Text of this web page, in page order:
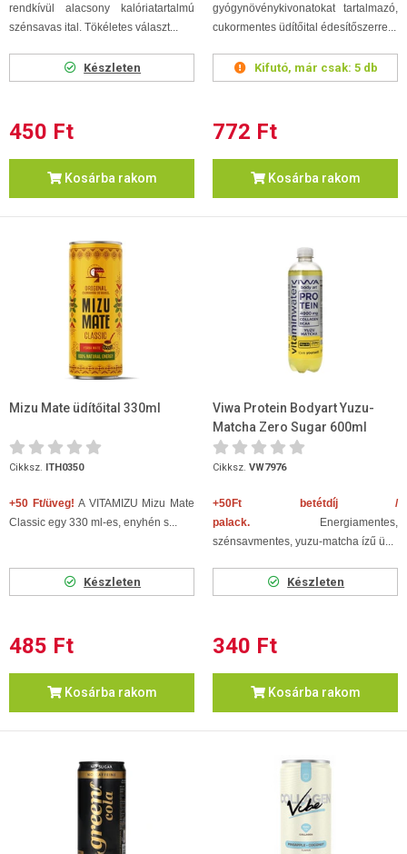
rendkívül alacsony kalóriatartalmú
szénsavas ital. Tökéletes választ...
Készleten
450 Ft
Kosárba rakom
gyógynövénykivonatokat tartalmazó,
cukormentes üdítőital édesítőszerre...
Kifutó, már csak: 5 db
772 Ft
Kosárba rakom
Mizu Mate üdítőital 330ml
Cikksz. ITH0350
+50 Ft/üveg!A VITAMIZU Mizu Mate
Classic egy 330 ml-es, enyhén s...
Készleten
485 Ft
Kosárba rakom
Viwa Protein Bodyart Yuzu-
Matcha Zero Sugar 600ml
Cikksz. VW7976
+50Ft betétdíj /
palack.
Energiamentes,
szénsavmentes, yuzu-matcha ízű ü...
Készleten
340 Ft
Kosárba rakom